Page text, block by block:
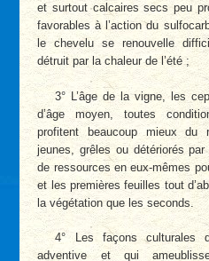
et surtout calcaires secs peu
favorables à l’action du
le chevelu se renouvelle
détruit par la chaleur de l’été ;
3° L’âge de la vigne, les
d’âge moyen, toutes
profitent beaucoup mieux
jeunes, grêles ou détériorés
de ressources en eux-mêmes
et les premières feuilles tout
la végétation que les seconds.
4° Les façons culturales
adventive et qui